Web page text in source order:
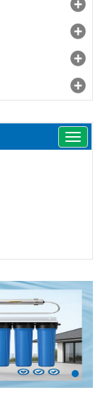
Toggle